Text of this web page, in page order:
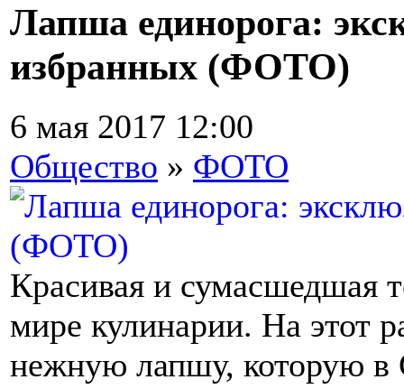
Лапша единорога:
избранных (ФОТО)
6 мая 2017 12:00
Общество » ФОТО
Красивая и сумасшедшая
мире кулинарии. На этот
нежную лапшу, которую в